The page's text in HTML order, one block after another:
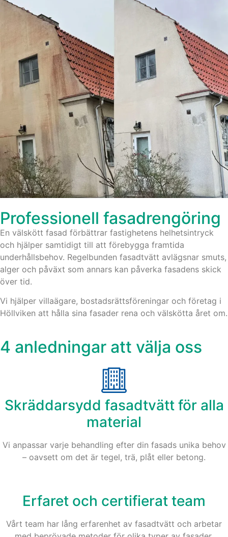
Professionell fasadrengöring
En välskött fasad förbättrar fastighetens helhetsintryck
och hjälper samtidigt till att förebygga framtida
underhållsbehov. Regelbunden fasadtvätt avlägsnar smuts,
alger och påväxt som annars kan påverka fasadens skick
över tid.
Vi hjälper villaägare, bostadsrättsföreningar och företag i
Höllviken att hålla sina fasader rena och välskötta året om.
4 anledningar att välja oss
Skräddarsydd fasadtvätt för alla
material
Vi anpassar varje behandling efter din fasads unika behov
– oavsett om det är tegel, trä, plåt eller betong.
Erfaret och certifierat team
Vårt team har lång erfarenhet av fasadtvätt och arbetar